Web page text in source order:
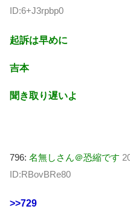
ID:6+J3rpbp0
起訴は早めに
吉本
聞き取り遅いよ
796: 名無しさん＠恐縮です
ID:RBovBRe80
>>729